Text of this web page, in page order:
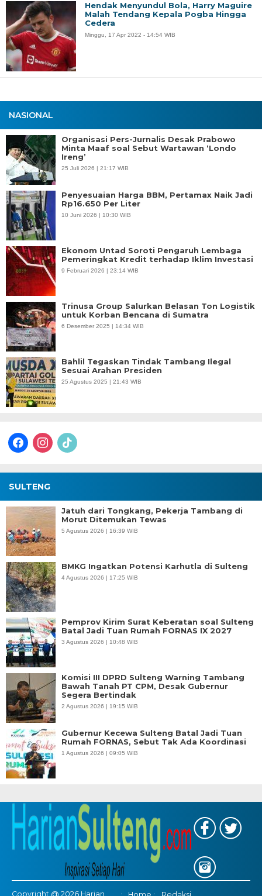
NASIONAL
Organisasi Pers-Jurnalis Desak Prabowo
Minta Maaf soal Sebut Wartawan ‘Londo
Ireng’
25 Juli 2026 | 21:17 WIB
Penyesuaian Harga BBM, Pertamax Naik Jadi
Rp16.650 Per Liter
10 Juni 2026 | 10:30 WIB
Ekonom Untad Soroti Pengaruh Lembaga
Pemeringkat Kredit terhadap Iklim Investasi
9 Februari 2026 | 23:14 WIB
Trinusa Group Salurkan Belasan Ton Logistik
untuk Korban Bencana di Sumatra
6 Desember 2025 | 14:34 WIB
Bahlil Tegaskan Tindak Tambang Ilegal
Sesuai Arahan Presiden
25 Agustus 2025 | 21:43 WIB
facebookinstagram
tiktok
Hendak Menyundul Bola, Harry Maguire
Malah Tendang Kepala Pogba Hingga
Cedera
Minggu, 17 Apr 2022 - 14:54 WIB
SULTENG
Jatuh dari Tongkang, Pekerja Tambang di
Morut Ditemukan Tewas
5 Agustus 2026 | 16:39 WIB
BMKG Ingatkan Potensi Karhutla di Sulteng
4 Agustus 2026 | 17:25 WIB
Pemprov Kirim Surat Keberatan soal Sulteng
Batal Jadi Tuan Rumah FORNAS IX 2027
3 Agustus 2026 | 10:48 WIB
Komisi III DPRD Sulteng Warning Tambang
Bawah Tanah PT CPM, Desak Gubernur
Segera Bertindak
2 Agustus 2026 | 19:15 WIB
Gubernur Kecewa Sulteng Batal Jadi Tuan
Rumah FORNAS, Sebut Tak Ada Koordinasi
1 Agustus 2026 | 09:05 WIB
Copyright @ 2026 Harian